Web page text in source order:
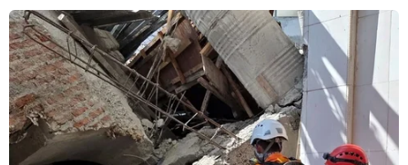
TIN CÙNG CHUYÊN MỤC